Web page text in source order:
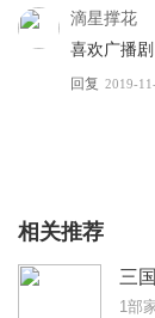
滴星撑花
喜欢广播
回复 2019-
相关推荐